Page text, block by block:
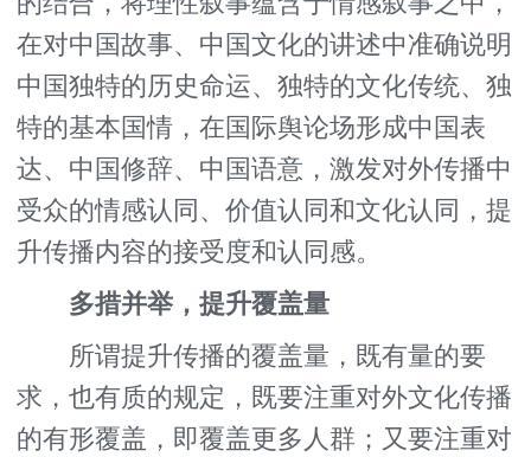
在对中国故事、中国文化的讲述中准确说明
中国独特的历史命运、独特的文化传统、独
特的基本国情，在国际舆论场形成中国表
达、中国修辞、中国语意，激发对外传播中
受众的情感认同、价值认同和文化认同，提
升传播内容的接受度和认同感。
多措并举，提升覆盖量
所谓提升传播的覆盖量，既有量的要
求，也有质的规定，既要注重对外文化传播
的有形覆盖，即覆盖更多人群；又要注重对